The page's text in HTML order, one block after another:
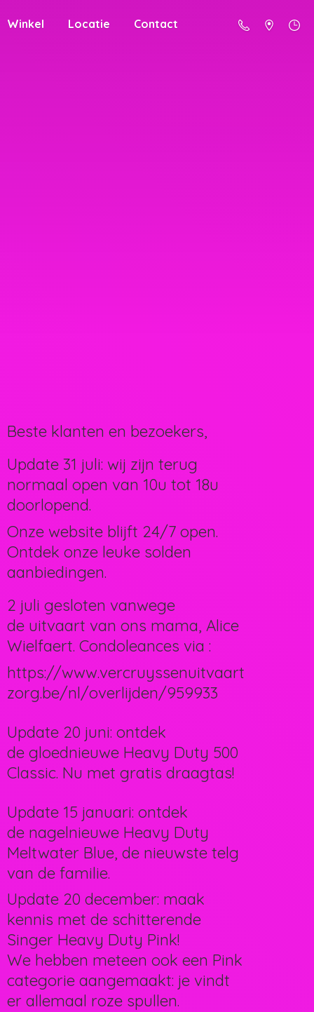
Winkel Locatie Contact
Beste klanten en bezoekers,
Update 31 juli: wij zijn terug
normaal open van 10u tot 18u
doorlopend.
Onze website blijft 24/7 open.
Ontdek onze leuke solden
aanbiedingen.
2 juli gesloten vanwege
de uitvaart van ons mama, Alice
Wielfaert. Condoleances via :
https://www.vercruyssenuitvaart
zorg.be/nl/overlijden/959933
Update 20 juni: ontdek
de gloednieuwe Heavy Duty 500
Classic. Nu met gratis draagtas!
Update 15 januari: ontdek
de nagelnieuwe Heavy Duty
Meltwater Blue, de nieuwste telg
van de familie.
Update 20 december: maak
kennis met de schitterende
Singer Heavy Duty Pink!
We hebben meteen ook een Pink
categorie aangemaakt: je vindt
er allemaal roze spullen.